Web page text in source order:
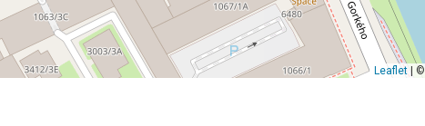
Leaflet| ©